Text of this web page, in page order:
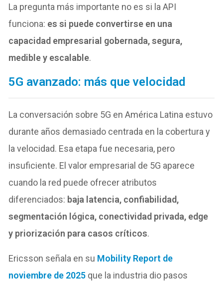
La pregunta más importante no es si la API
funciona: es si puede convertirse en una
capacidad empresarial gobernada, segura,
medible y escalable.
5G avanzado: más que velocidad
La conversación sobre 5G en América Latina estuvo
durante años demasiado centrada en la cobertura y
la velocidad. Esa etapa fue necesaria, pero
insuficiente. El valor empresarial de 5G aparece
cuando la red puede ofrecer atributos
diferenciados: baja latencia, confiabilidad,
segmentación lógica, conectividad privada, edge
y priorización para casos críticos.
Ericsson señala en su Mobility Report de
noviembre de 2025 que la industria dio pasos